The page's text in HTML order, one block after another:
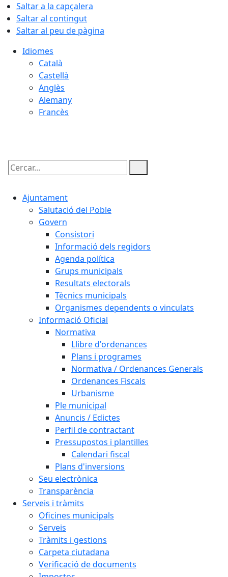
Saltar a la capçalera
Saltar al contingut
Saltar al peu de pàgina
Idiomes
Català
Castellà
Anglès
Alemany
Francès
Cercar:
Ajuntament
Salutació del Poble
Govern
Consistori
Informació dels regidors
Agenda política
Grups municipals
Resultats electorals
Tècnics municipals
Organismes dependents o vinculats
Informació Oficial
Normativa
Llibre d'ordenances
Plans i programes
Normativa / Ordenances Generals
Ordenances Fiscals
Urbanisme
Ple municipal
Anuncis / Edictes
Perfil de contractant
Pressupostos i plantilles
Calendari fiscal
Plans d'inversions
Seu electrònica
Transparència
Serveis i tràmits
Oficines municipals
Serveis
Tràmits i gestions
Carpeta ciutadana
Verificació de documents